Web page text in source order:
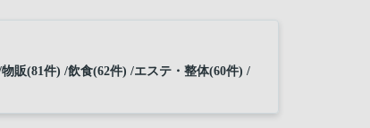
物販(81件) 飲食(62件)
エステ・整体(60件)